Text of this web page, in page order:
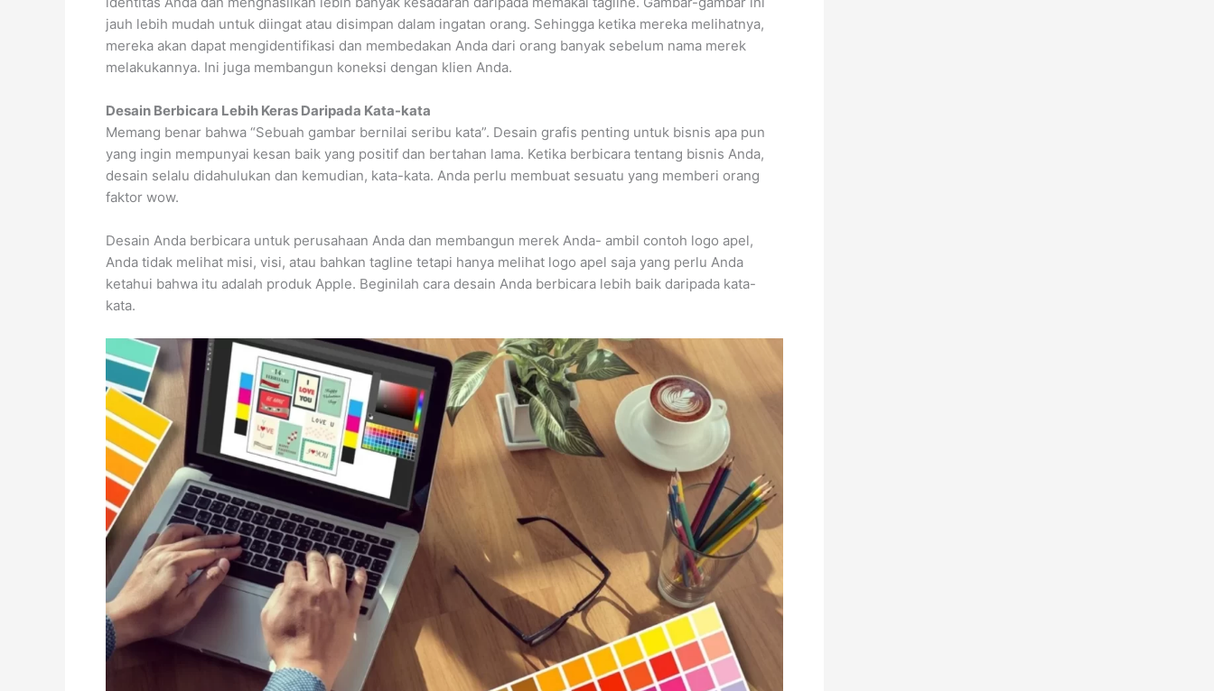
jauh lebih mudah untuk diingat atau disimpan dalam ingatan orang. Sehingga ketika mereka melihatnya,
mereka akan dapat mengidentifikasi dan membedakan Anda dari orang banyak sebelum nama merek
melakukannya. Ini juga membangun koneksi dengan klien Anda.
Desain Berbicara Lebih Keras Daripada Kata-kata
Memang benar bahwa “Sebuah gambar bernilai seribu kata”. Desain grafis penting untuk bisnis apa pun
yang ingin mempunyai kesan baik yang positif dan bertahan lama. Ketika berbicara tentang bisnis Anda,
desain selalu didahulukan dan kemudian, kata-kata. Anda perlu membuat sesuatu yang memberi orang
faktor wow.
Desain Anda berbicara untuk perusahaan Anda dan membangun merek Anda- ambil contoh logo apel,
Anda tidak melihat misi, visi, atau bahkan tagline tetapi hanya melihat logo apel saja yang perlu Anda
ketahui bahwa itu adalah produk Apple. Beginilah cara desain Anda berbicara lebih baik daripada kata-
kata.